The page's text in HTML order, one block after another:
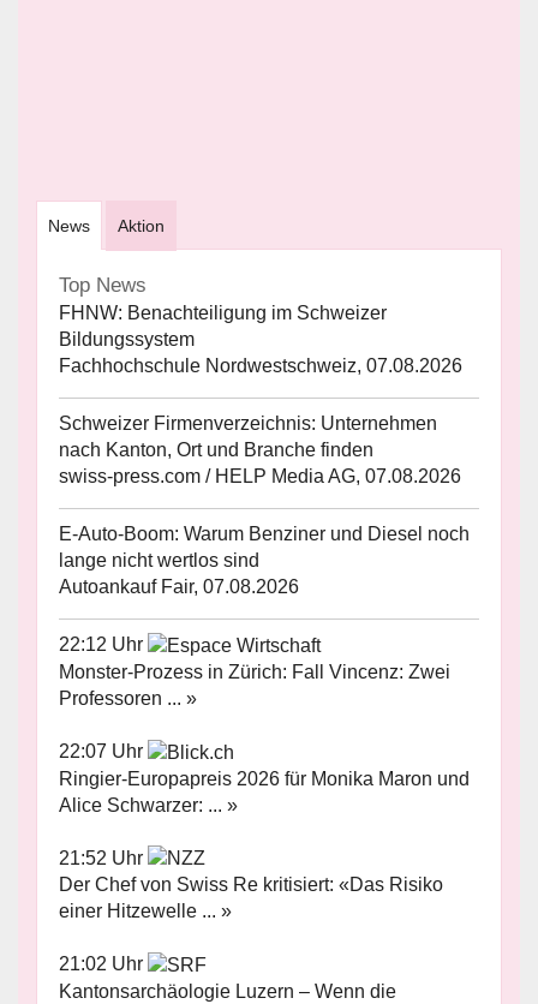
News Aktion
Top News
FHNW: Benachteiligung im Schweizer
Bildungssystem
Fachhochschule Nordwestschweiz, 07.08.2026
Schweizer Firmenverzeichnis: Unternehmen
nach Kanton, Ort und Branche finden
swiss-press.com / HELP Media AG, 07.08.2026
E-Auto-Boom: Warum Benziner und Diesel noch
lange nicht wertlos sind
Autoankauf Fair, 07.08.2026
22:12 Uhr
Monster-Prozess in Zürich: Fall Vincenz: Zwei
Professoren ... »
22:07 Uhr
Ringier-Europapreis 2026 für Monika Maron und
Alice Schwarzer: ... »
21:52 Uhr
Der Chef von Swiss Re kritisiert: «Das Risiko
einer Hitzewelle ... »
21:02 Uhr
Kantonsarchäologie Luzern – Wenn die